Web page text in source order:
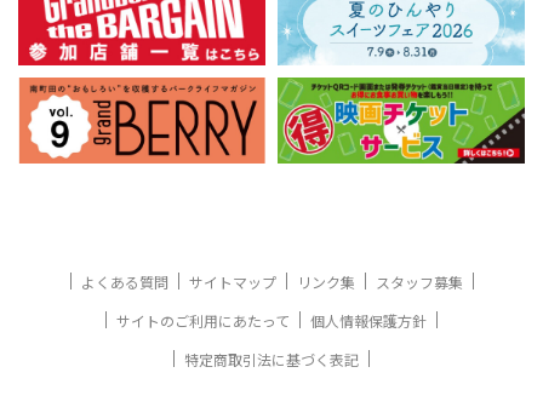
よくある質問 サイトマップ リンク集
スタッフ募集
サイトのご利用にあたって
個人情報保護方針
特定商取引法に基づく表記